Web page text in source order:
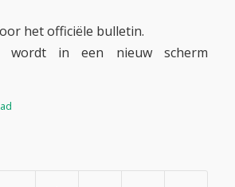
het officiële bulletin.
wordt in een nieuw scherm